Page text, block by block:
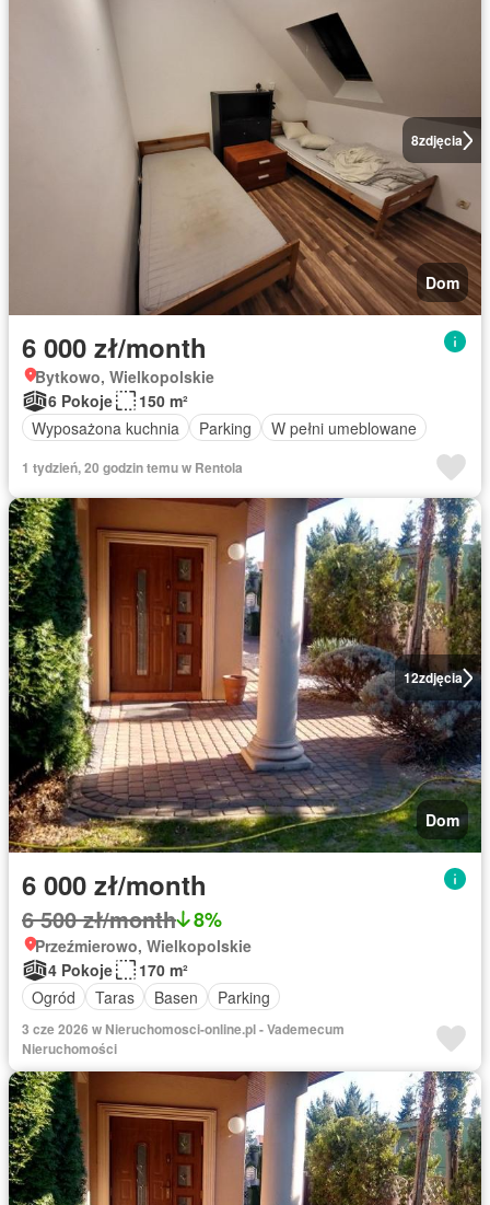
8zdjęcia
Dom
6 000 zł/month
Bytkowo, Wielkopolskie
6 Pokoje
150 m²
Wyposażona kuchnia
Parking W pełni umeblowane
1 tydzień, 20 godzin temu w Rentola
12zdjęcia
Dom
6 000 zł/month
6 500 zł/month 8%
Przeźmierowo, Wielkopolskie
4 Pokoje
170 m²
Ogród
Taras Basen Parking
3 cze 2026 w Nieruchomosci-online.pl - Vademecum
Nieruchomości